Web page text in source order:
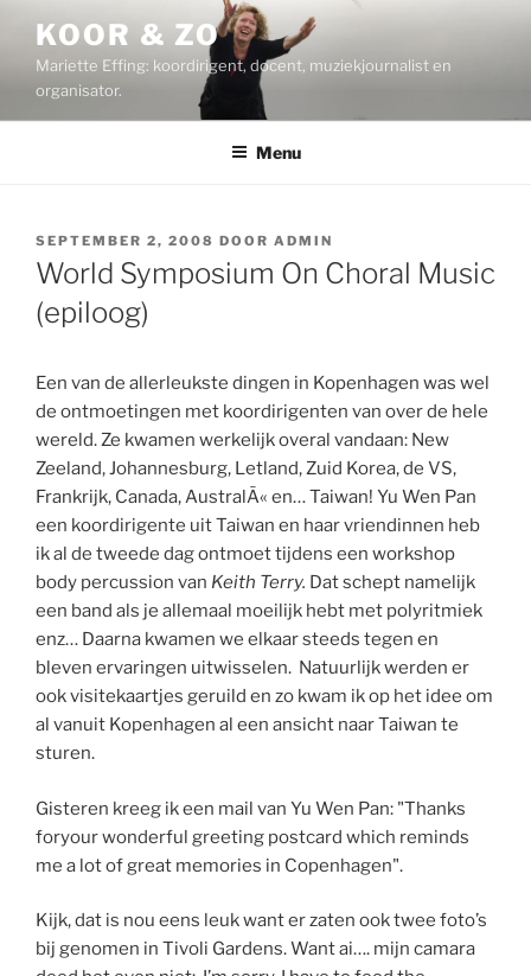
inhoud
KOOR & ZO
Mariette Effing: koordirigent, docent, muziekjournalist en
organisator.
Menu
GEPLAATST
OP
SEPTEMBER 2, 2008 DOOR ADMIN
World Symposium On Choral Music
(epiloog)
Een van de allerleukste dingen in Kopenhagen was wel
de ontmoetingen met koordirigenten van over de hele
wereld. Ze kwamen werkelijk overal vandaan: New
Zeeland, Johannesburg, Letland, Zuid Korea, de VS,
Frankrijk, Canada, AustralÃ« en… Taiwan! Yu Wen Pan
een koordirigente uit Taiwan en haar vriendinnen heb
ik al de tweede dag ontmoet tijdens een workshop
body percussion van Keith Terry. Dat schept namelijk
een band als je allemaal moeilijk hebt met polyritmiek
enz… Daarna kwamen we elkaar steeds tegen en
bleven ervaringen uitwisselen. Natuurlijk werden er
ook visitekaartjes geruild en zo kwam ik op het idee om
al vanuit Kopenhagen al een ansicht naar Taiwan te
sturen.
Gisteren kreeg ik een mail van Yu Wen Pan: "Thanks
foryour wonderful greeting postcard which reminds
me a lot of great memories in Copenhagen".
Kijk, dat is nou eens leuk want er zaten ook twee foto’s
bij genomen in Tivoli Gardens. Want ai…. mijn camara